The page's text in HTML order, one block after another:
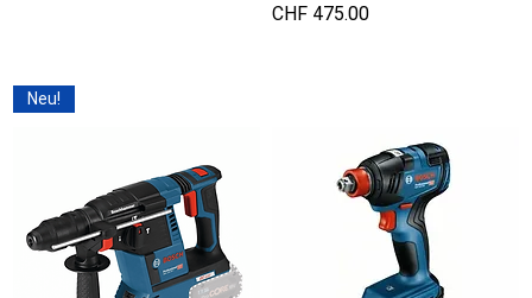
Preis
CHF 475.00
Neu!